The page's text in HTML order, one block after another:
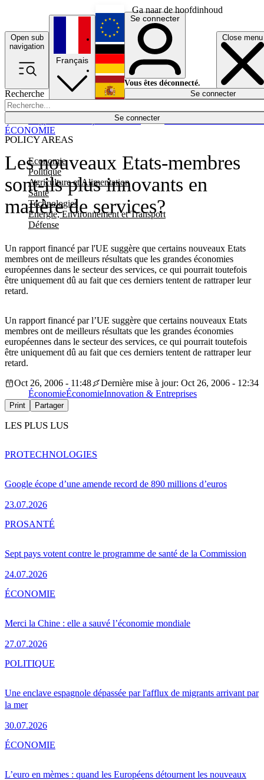
Ga naar de hoofdinhoud
Open sub
navigation
Close menu
Recherche
Se connecter
POLICY AREAS
Economie
Politique
Agriculture et Alimentation
Santé
Technologies
Energie, Environnement et Transport
Défense
Économie
Français
English
Deutsch
Español
Se connecter
Vous êtes déconnecté.
Se connecter
Les nouveaux Etats-membres
sont-ils plus innovants en
matière de services?
Un rapport financé par l'UE suggère que certains nouveaux Etats
membres ont de meilleurs résultats que les grandes économies
européennes dans le secteur des services, ce qui pourrait toutefois
être uniquement dû au fait que ces derniers tentent de rattraper leur
retard.
ÉCONOMIE
Un rapport financé par l’UE suggère que certains nouveaux Etats
membres ont de meilleurs résultats que les grandes économies
européennes dans le secteur des services, ce qui pourrait toutefois
être uniquement dû au fait que ces derniers tentent de rattraper leur
retard.
Oct 26, 2006 - 11:48
Dernière mise à jour: Oct 26, 2006 - 12:34
ÉconomieÉconomieInnovation & Entreprises
Print Partager
LES PLUS LUS
Google écope d’une amende record de 890 millions d’euros
23.07.2026
PROTECHNOLOGIES
Sept pays votent contre le programme de santé de la Commission
24.07.2026
PROSANTÉ
Merci la Chine : elle a sauvé l’économie mondiale
27.07.2026
ÉCONOMIE
Une enclave espagnole dépassée par l'afflux de migrants arrivant par
la mer
30.07.2026
POLITIQUE
L’euro en mèmes : quand les Européens détournent les nouveaux
ÉCONOMIE